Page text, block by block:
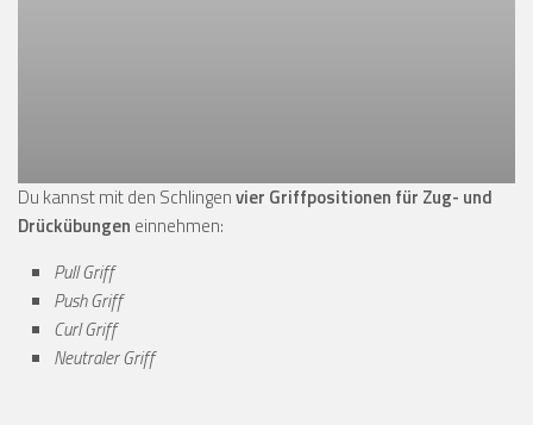
Du kannst mit den Schlingenvier Griffpositionen für Zug- und
Drückübungen einnehmen:
Pull Griff
Push Griff
Curl Griff
Neutraler Griff